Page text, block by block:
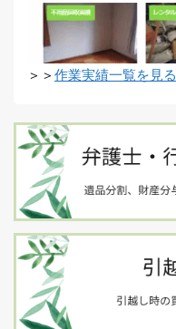
＞＞ 作業実績一覧を見る